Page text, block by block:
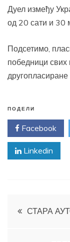
Дуел између
од 20 сати и 30
Подсетимо,
победници свих
другопласиране
ПОДЕЛИ
Facebook
Linkedin
СТАРА